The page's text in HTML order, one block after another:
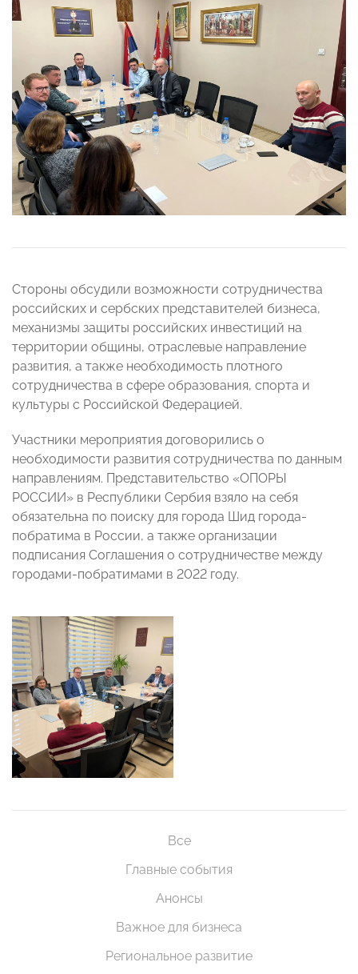
Стороны обсудили возможности сотрудничества
российских и сербских представителей бизнеса,
механизмы защиты российских инвестиций на
территории общины, отраслевые направление
развития, а также необходимость плотного
сотрудничества в сфере образования, спорта и
культуры с Российской Федерацией.
Участники мероприятия договорились о
необходимости развития сотрудничества по данным
направлениям. Представительство «ОПОРЫ
РОССИИ» в Республики Сербия взяло на себя
обязательна по поиску для города Шид города-
побратима в России, а также организации
подписания Соглашения о сотрудничестве между
городами-побратимами в 2022 году.
Все
Главные события
Анонсы
Важное для бизнеса
Региональное развитие